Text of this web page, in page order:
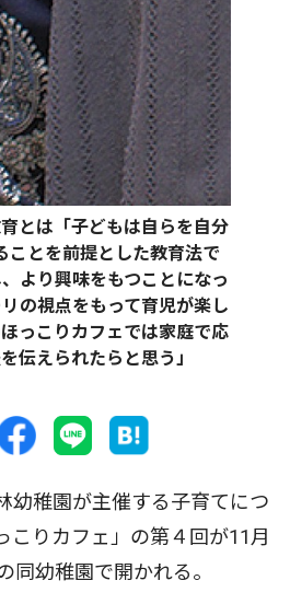
育とは「子どもは自らを自分
ことを前提とした教育法で
、より興味をもつことになっ
の視点をもって育児が楽し
っこりカフェでは家庭で応
伝えられたらと思う」
稚園が主催する子育てにつ
こりカフェ」の第４回が11月
同幼稚園で開かれる。